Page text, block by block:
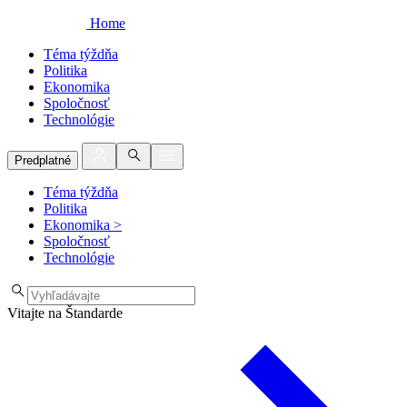
Home
Téma týždňa
Politika
Ekonomika
Spoločnosť
Technológie
Predplatné
Téma týždňa
Politika
Ekonomika >
Spoločnosť
Technológie
Vitajte na Štandarde